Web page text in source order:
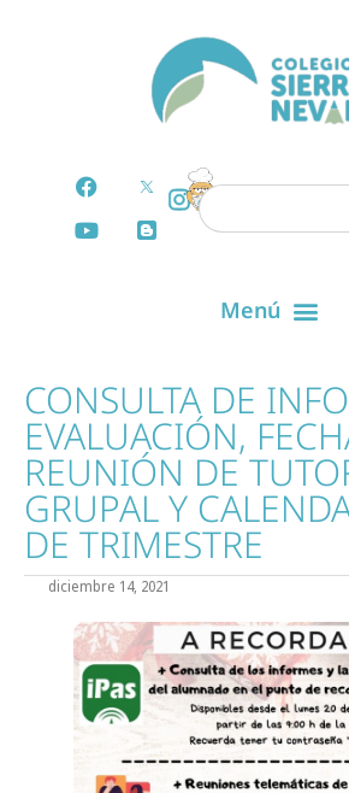
CONSULTA DE
EVALUACIÓN,
REUNIÓN DE
GRUPAL Y
DE TRIMESTRE
diciembre 14, 2021